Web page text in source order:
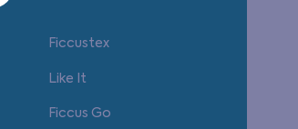
Ficcustex
Like It
Ficcus Go